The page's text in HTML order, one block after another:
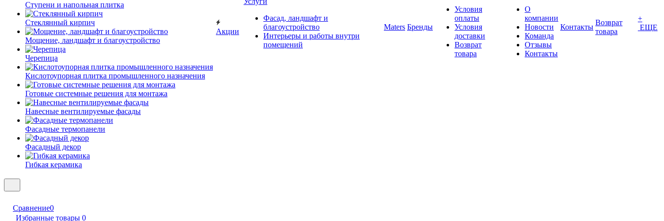
Ступени и напольная плитка
Cтеклянный кирпич
Мощение, ландшафт и благоустройство
Черепица
Кислотоупорная плитка промышленного назначения
Готовые системные решения для монтажа
Навесные вентилируемые фасады
Фасадные термопанели
Фасадный декор
Гибкая керамика
Акции
Фасад, ландшафт и
благоустройство
Интерьеры и работы внутри
помещений
Maters Бренды
Условия
оплаты
Условия
доставки
Возврат
товара
О
компании
Новости
Команда
Отзывы
Контакты
Контакты
Возврат
товара
+
ЕЩЕ
Сравнение0
Избранные товары 0